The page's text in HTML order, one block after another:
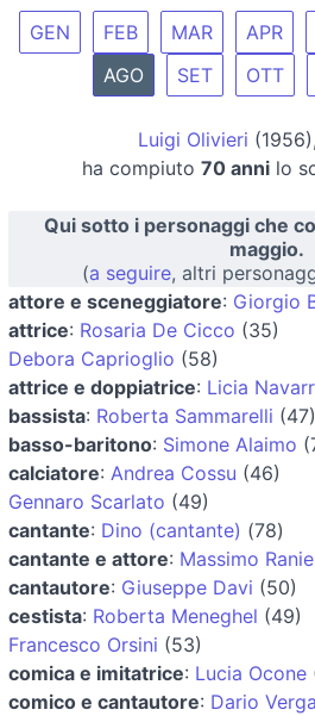
GEN FEB MAR APR
AGO
SET OTT
Luigi Olivieri
ha compiuto 70 annilo
Qui sotto i personaggi che
maggio.
(a seguire, altri
attore e sceneggiatore: Giorgio
attrice: Rosaria De Cicco (35)
Debora Caprioglio (58)
attrice e doppiatrice: Licia
bassista: Roberta Sammarelli (47)
basso-baritono: Simone Alaimo
calciatore: Andrea Cossu (46)
Gennaro Scarlato (49)
cantante: Dino (cantante) (78)
cantante e attore: Massimo
cantautore: Giuseppe Davi (50)
cestista: Roberta Meneghel (49)
Francesco Orsini (53)
comica e imitatrice: Lucia Ocone
comico e cantautore: Dario